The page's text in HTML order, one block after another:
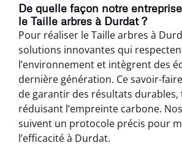
De quelle façon notre
le Taille arbres à Durdat ?
Pour réaliser le Taille arbres à
solutions innovantes qui
l’environnement et intègrent des
dernière génération. Ce savoir-
de garantir des résultats durables,
réduisant l’empreinte carbone.
suivent un protocole précis pour
l’efficacité à Durdat.